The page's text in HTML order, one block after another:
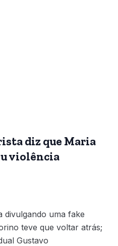
diz que Maria
violência
divulgando uma fake
teve que voltar atrás;
Gustavo